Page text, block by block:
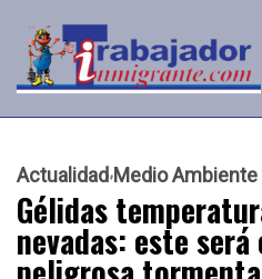
Actualidad Medio Ambiente
Gélidas
nevadas: este